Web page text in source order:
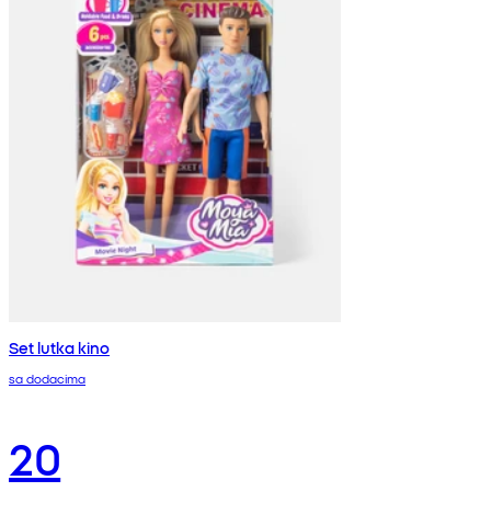
Set lutka kino
sa dodacima
20